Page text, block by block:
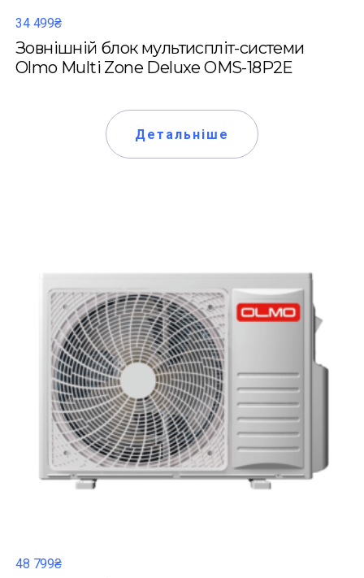
34 499₴
Зовнішній блок мультиспліт-системи
Olmo Multi Zone Deluxe OMS-18P2E
Детальніше
48 799₴